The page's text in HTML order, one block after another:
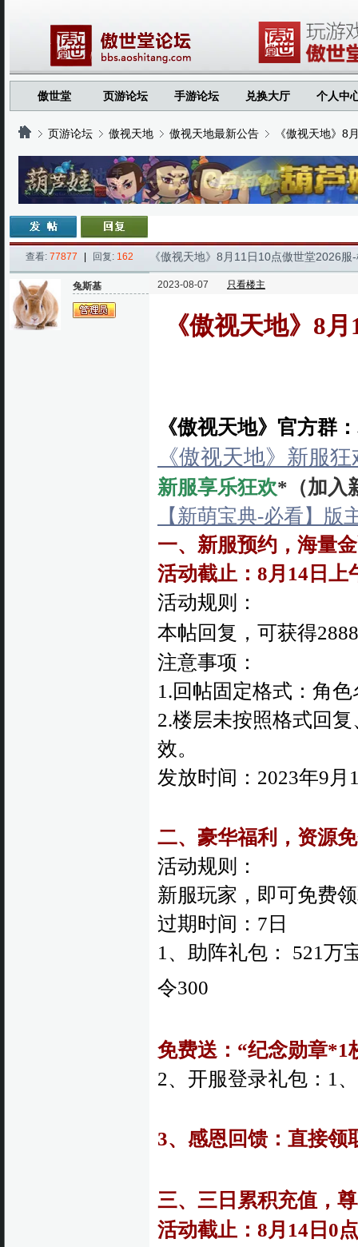
傲世堂 页游论坛 手游论坛 兑换大厅 个人中
›
页游论坛
›
傲视天地
›
傲视天地最新公告
›
《傲视天地》8
查看: 77877 回复: 162 《傲视天地》8月11日10点傲世堂2026
兔斯基 2023-08-07 只看楼主
《傲视天地》8
《傲视天地》官方群
《傲视天地》新
新服享乐狂欢*（加入
【新萌宝典-必看】
一、新服预约，海量
活动截止：8月14日
活动规则：
本帖回复，可获得
注意事项：
1.回帖固定格式：
2.楼层未按照格式回
效。
发放时间：2023年9月
二、豪华福利，资源
活动规则：
新服玩家，即可免费
过期时间：7日
1、助阵礼包： 521万
令300
免费送：“纪念勋章*1
2、开服登录礼包：1
3、感恩回馈：直接领
三、三日累积充值，
活动截止：8月14 日0点